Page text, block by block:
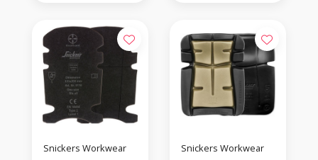
Snickers Workwear Snickers Workwear